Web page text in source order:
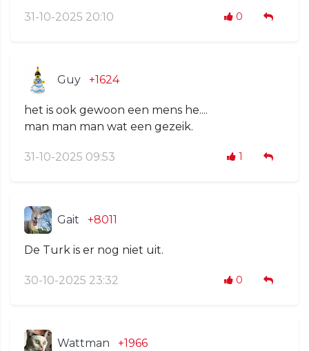
31-10-2025 20:10 0
Guy +1624
het is ook gewoon een mens he....
man man man wat een gezeik.
31-10-2025 09:53 1
Gait +8011
De Turk is er nog niet uit.
30-10-2025 23:32 0
Wattman +1966